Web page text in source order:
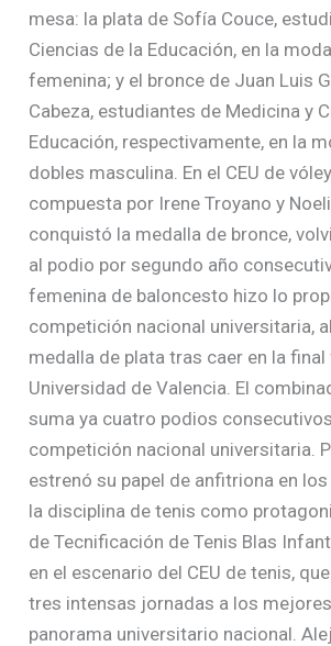
mesa: la plata de Sofía Couce,
Ciencias de la Educación, en la
femenina; y el bronce de Juan Luis
Cabeza, estudiantes de Medicina y
Educación, respectivamente, en la
dobles masculina. En el CEU de
compuesta por Irene Troyano y
conquistó la medalla de bronce,
al podio por segundo año
femenina de baloncesto hizo lo
competición nacional universitaria,
medalla de plata tras caer en la final
Universidad de Valencia. El
suma ya cuatro podios
competición nacional universitaria.
estrenó su papel de anfitriona en los
la disciplina de tenis como
de Tecnificación de Tenis Blas
en el escenario del CEU de tenis,
tres intensas jornadas a los
panorama universitario nacional.